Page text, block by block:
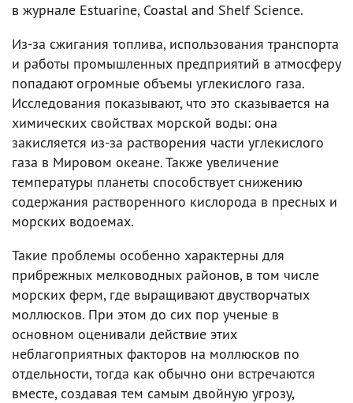
в журнале Estuarine, Coastal and Shelf Science.
Из-за сжигания топлива, использования транспорта
и работы промышленных предприятий в атмосферу
попадают огромные объемы углекислого газа.
Исследования показывают, что это сказывается на
химических свойствах морской воды: она
закисляется из-за растворения части углекислого
газа в Мировом океане. Также увеличение
температуры планеты способствует снижению
содержания растворенного кислорода в пресных и
морских водоемах.
Такие проблемы особенно характерны для
прибрежных мелководных районов, в том числе
морских ферм, где выращивают двустворчатых
моллюсков. При этом до сих пор ученые в
основном оценивали действие этих
неблагоприятных факторов на моллюсков по
отдельности, тогда как обычно они встречаются
вместе, создавая тем самым двойную угрозу,